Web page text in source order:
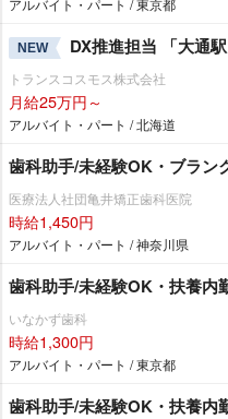
アルバイト・パート / 東京都
NEW DX推進担当 「大通駅
トランスコスモス株式会社
月給25万円～
アルバイト・パート / 北海道
歯科助手/未経験OK・ブラン
医療法人社団亀井矯正歯科医院
時給1,450円
アルバイト・パート / 神奈川県
歯科助手/未経験OK・扶養内
いなかず歯科
時給1,300円
アルバイト・パート / 東京都
歯科助手/未経験OK・扶養内